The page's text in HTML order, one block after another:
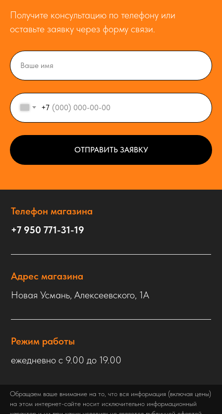
Получите консультацию по телефону или
оставьте заявку через форму связи.
+7
ОТПРАВИТЬ ЗАЯВКУ
Телефон магазина
+7 950 771-31-19
Адрес магазина
Новая Усмань, Алексеевского, 1А
Режим работы
ежедневно с 9.00 до 19.00
Обращаем ваше внимание на то, что вся информация (включая цены)
на этом интернет-сайте носит исключительно информационный